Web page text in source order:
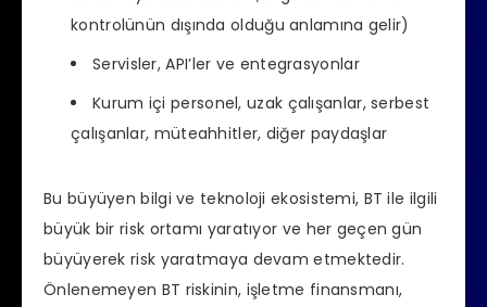
kontrolünün dışında olduğu anlamına gelir)
Servisler, API’ler ve entegrasyonlar
Kurum içi personel, uzak çalışanlar, serbest
çalışanlar, müteahhitler, diğer paydaşlar
Bu büyüyen bilgi ve teknoloji ekosistemi, BT ile ilgili
büyük bir risk ortamı yaratıyor ve her geçen gün
büyüyerek risk yaratmaya devam etmektedir.
Önlenemeyen BT riskinin, işletme finansmanı,